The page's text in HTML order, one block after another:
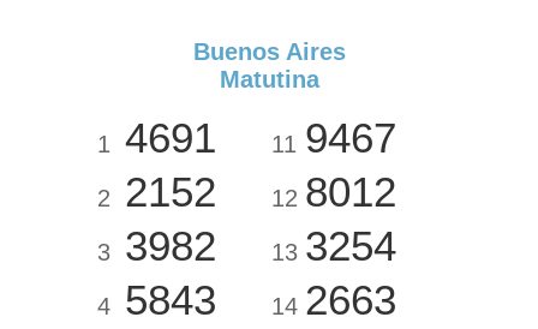
Buenos Aires
Matutina
1 4691
2 2152
3 3982
4 5843
11 9467
12 8012
13 3254
14 2663